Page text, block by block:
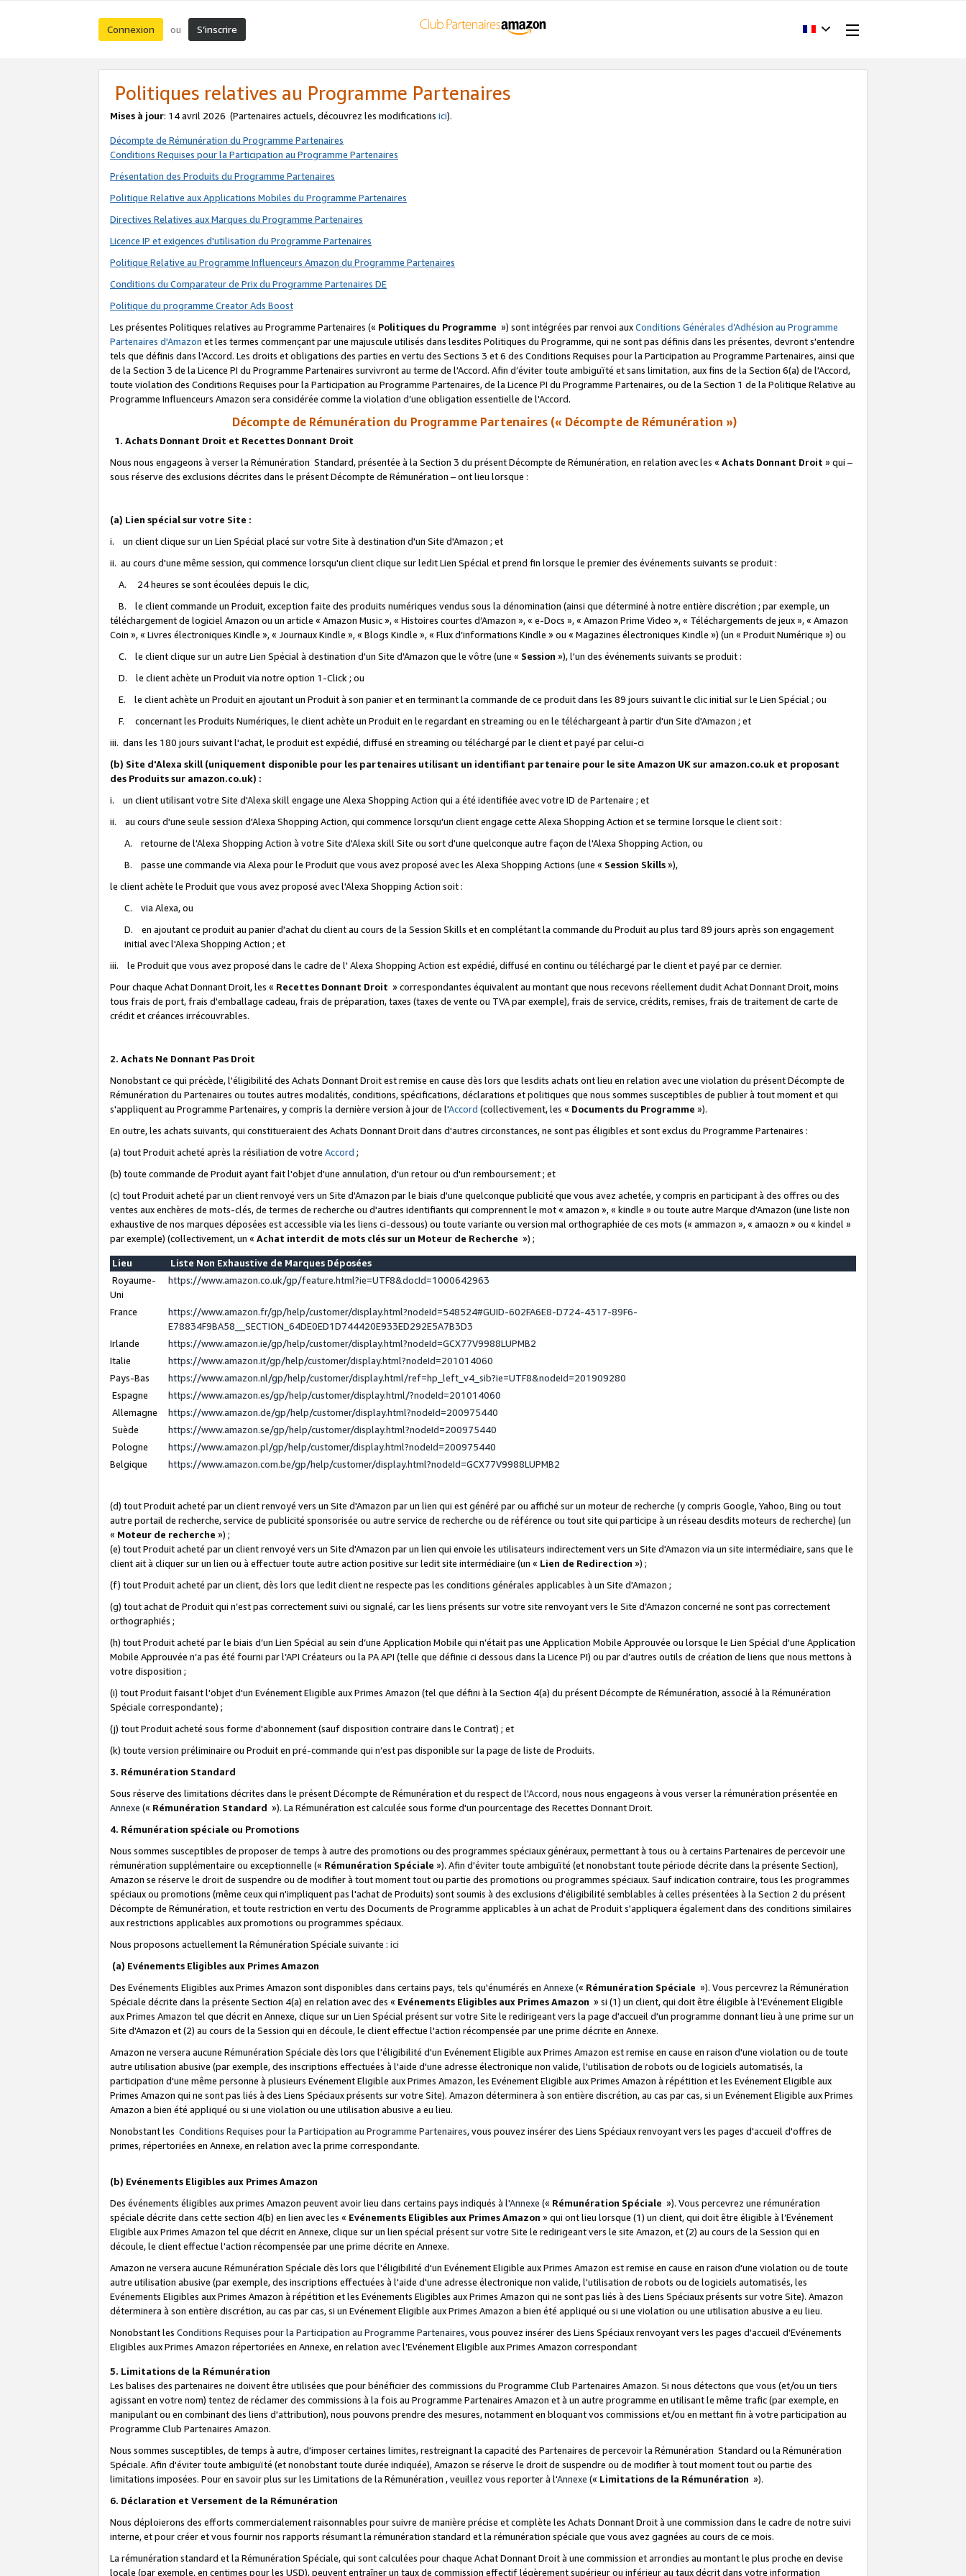
Connexion ou S’inscrire
Politiques relatives au Programme Partenaires
Mises à jour: 14 avril 2026 (Partenaires actuels, découvrez les modifications ici).
Décompte de Rémunération du Programme Partenaires
Conditions Requises pour la Participation au Programme Partenaires
Présentation des Produits du Programme Partenaires
Politique Relative aux Applications Mobiles du Programme Partenaires
Directives Relatives aux Marques du Programme Partenaires
Licence IP et exigences d'utilisation du Programme Partenaires
Politique Relative au Programme Influenceurs Amazon du Programme Partenaires
Conditions du Comparateur de Prix du Programme Partenaires DE
Politique du programme Creator Ads Boost
Les présentes Politiques relatives au Programme Partenaires (« Politiques du Programme ») sont intégrées par renvoi auxConditions Générales d’Adhésion au Programme
Partenaires d'Amazon et les termes commençant par une majuscule utilisés dans lesdites Politiques du Programme, qui ne sont pas définis dans les présentes, devront s'entendre
tels que définis dans l'Accord. Les droits et obligations des parties en vertu des Sections 3 et 6 des Conditions Requises pour la Participation au Programme Partenaires, ainsi que
de la Section 3 de la Licence PI du Programme Partenaires survivront au terme de l'Accord. Afin d’éviter toute ambiguïté et sans limitation, aux fins de la Section 6(a) de l'Accord,
toute violation des Conditions Requises pour la Participation au Programme Partenaires, de la Licence PI du Programme Partenaires, ou de la Section 1 de la Politique Relative au
Programme Influenceurs Amazon sera considérée comme la violation d’une obligation essentielle de l'Accord.
Décompte de Rémunération du Programme Partenaires (« Décompte de Rémunération »)
1. Achats Donnant Droit et Recettes Donnant Droit
Nous nous engageons à verser la Rémunération Standard, présentée à la Section 3 du présent Décompte de Rémunération, en relation avec les « Achats Donnant Droit » qui –
sous réserve des exclusions décrites dans le présent Décompte de Rémunération – ont lieu lorsque :
(a) Lien spécial sur votre Site :
i. un client clique sur un Lien Spécial placé sur votre Site à destination d'un Site d'Amazon ; et
ii. au cours d'une même session, qui commence lorsqu'un client clique sur ledit Lien Spécial et prend fin lorsque le premier des événements suivants se produit :
A. 24 heures se sont écoulées depuis le clic,
B. le client commande un Produit, exception faite des produits numériques vendus sous la dénomination (ainsi que déterminé à notre entière discrétion ; par exemple, un
téléchargement de logiciel Amazon ou un article « Amazon Music », « Histoires courtes d’Amazon », « e-Docs », « Amazon Prime Video », « Téléchargements de jeux », « Amazon
Coin », « Livres électroniques Kindle », « Journaux Kindle », « Blogs Kindle », « Flux d’informations Kindle » ou « Magazines électroniques Kindle ») (un « Produit Numérique ») ou
C. le client clique sur un autre Lien Spécial à destination d'un Site d'Amazon que le vôtre (une « Session »), l'un des événements suivants se produit :
D. le client achète un Produit via notre option 1-Click ; ou
E. le client achète un Produit en ajoutant un Produit à son panier et en terminant la commande de ce produit dans les 89 jours suivant le clic initial sur le Lien Spécial ; ou
F. concernant les Produits Numériques, le client achète un Produit en le regardant en streaming ou en le téléchargeant à partir d'un Site d'Amazon ; et
iii. dans les 180 jours suivant l'achat, le produit est expédié, diffusé en streaming ou téléchargé par le client et payé par celui-ci
(b) Site d'Alexa skill (uniquement disponible pour les partenaires utilisant un identifiant partenaire pour le site Amazon UK sur amazon.co.uk et proposant
des Produits sur amazon.co.uk) :
i. un client utilisant votre Site d'Alexa skill engage une Alexa Shopping Action qui a été identifiée avec votre ID de Partenaire ; et
ii. au cours d'une seule session d'Alexa Shopping Action, qui commence lorsqu'un client engage cette Alexa Shopping Action et se termine lorsque le client soit :
A. retourne de l'Alexa Shopping Action à votre Site d'Alexa skill Site ou sort d'une quelconque autre façon de l'Alexa Shopping Action, ou
B. passe une commande via Alexa pour le Produit que vous avez proposé avec les Alexa Shopping Actions (une « Session Skills»),
le client achète le Produit que vous avez proposé avec l'Alexa Shopping Action soit :
C. via Alexa, ou
D. en ajoutant ce produit au panier d'achat du client au cours de la Session Skills et en complétant la commande du Produit au plus tard 89 jours après son engagement
initial avec l'Alexa Shopping Action ; et
iii. le Produit que vous avez proposé dans le cadre de l' Alexa Shopping Action est expédié, diffusé en continu ou téléchargé par le client et payé par ce dernier.
Pour chaque Achat Donnant Droit, les « Recettes Donnant Droit » correspondantes équivalent au montant que nous recevons réellement dudit Achat Donnant Droit, moins
tous frais de port, frais d'emballage cadeau, frais de préparation, taxes (taxes de vente ou TVA par exemple), frais de service, crédits, remises, frais de traitement de carte de
crédit et créances irrécouvrables.
2. Achats Ne Donnant Pas Droit
Nonobstant ce qui précède, l'éligibilité des Achats Donnant Droit est remise en cause dès lors que lesdits achats ont lieu en relation avec une violation du présent Décompte de
Rémunération du Partenaires ou toutes autres modalités, conditions, spécifications, déclarations et politiques que nous sommes susceptibles de publier à tout moment et qui
s'appliquent au Programme Partenaires, y compris la dernière version à jour de l'Accord (collectivement, les « Documents du Programme »).
En outre, les achats suivants, qui constitueraient des Achats Donnant Droit dans d'autres circonstances, ne sont pas éligibles et sont exclus du Programme Partenaires :
(a) tout Produit acheté après la résiliation de votre Accord ;
(b) toute commande de Produit ayant fait l'objet d'une annulation, d'un retour ou d'un remboursement ; et
(c) tout Produit acheté par un client renvoyé vers un Site d'Amazon par le biais d'une quelconque publicité que vous avez achetée, y compris en participant à des offres ou des
ventes aux enchères de mots-clés, de termes de recherche ou d'autres identifiants qui comprennent le mot « amazon », « kindle » ou toute autre Marque d'Amazon (une liste non
exhaustive de nos marques déposées est accessible via les liens ci-dessous) ou toute variante ou version mal orthographiée de ces mots (« ammazon », « amaozn » ou « kindel »
par exemple) (collectivement, un « Achat interdit de mots clés sur un Moteur de Recherche ») ;
Lieu
Liste Non Exhaustive de Marques Déposées
Royaume-
Uni
https://www.amazon.co.uk/gp/feature.html?ie=UTF8&docId=1000642963
France
https://www.amazon.fr/gp/help/customer/display.html?nodeId=548524#GUID-602FA6E8-D724-4317-89F6-
E78834F9BA58__SECTION_64DE0ED1D744420E933ED292E5A7B3D3
Irlande
https://www.amazon.ie/gp/help/customer/display.html?nodeId=GCX77V9988LUPMB2
Italie
https://www.amazon.it/gp/help/customer/display.html?nodeId=201014060
Pays-Bas
https://www.amazon.nl/gp/help/customer/display.html/ref=hp_left_v4_sib?ie=UTF8&nodeId=201909280
Espagne
https://www.amazon.es/gp/help/customer/display.html/?nodeId=201014060
Allemagne
https://www.amazon.de/gp/help/customer/display.html?nodeId=200975440
Suède
https://www.amazon.se/gp/help/customer/display.html?nodeId=200975440
Pologne
https://www.amazon.pl/gp/help/customer/display.html?nodeId=200975440
Belgique
https://www.amazon.com.be/gp/help/customer/display.html?nodeId=GCX77V9988LUPMB2
(d) tout Produit acheté par un client renvoyé vers un Site d'Amazon par un lien qui est généré par ou affiché sur un moteur de recherche (y compris Google, Yahoo, Bing ou tout
autre portail de recherche, service de publicité sponsorisée ou autre service de recherche ou de référence ou tout site qui participe à un réseau desdits moteurs de recherche) (un
« Moteur de recherche ») ;
(e) tout Produit acheté par un client renvoyé vers un Site d'Amazon par un lien qui envoie les utilisateurs indirectement vers un Site d'Amazon via un site intermédiaire, sans que le
client ait à cliquer sur un lien ou à effectuer toute autre action positive sur ledit site intermédiaire (un « Lien de Redirection ») ;
(f) tout Produit acheté par un client, dès lors que ledit client ne respecte pas les conditions générales applicables à un Site d'Amazon ;
(g) tout achat de Produit qui n’est pas correctement suivi ou signalé, car les liens présents sur votre site renvoyant vers le Site d’Amazon concerné ne sont pas correctement
orthographiés ;
(h) tout Produit acheté par le biais d’un Lien Spécial au sein d’une Application Mobile qui n’était pas une Application Mobile Approuvée ou lorsque le Lien Spécial d'une Application
Mobile Approuvée n’a pas été fourni par l’API Créateurs ou la PA API (telle que définie ci dessous dans la Licence PI) ou par d’autres outils de création de liens que nous mettons à
votre disposition ;
(i) tout Produit faisant l'objet d'un Evénement Eligible aux Primes Amazon (tel que défini à la Section 4(a) du présent Décompte de Rémunération, associé à la Rémunération
Spéciale correspondante) ;
(j) tout Produit acheté sous forme d'abonnement (sauf disposition contraire dans le Contrat) ; et
(k) toute version préliminaire ou Produit en pré-commande qui n’est pas disponible sur la page de liste de Produits.
3. Rémunération Standard
Sous réserve des limitations décrites dans le présent Décompte de Rémunération et du respect de l'Accord, nous nous engageons à vous verser la rémunération présentée en
Annexe (« Rémunération Standard »). La Rémunération est calculée sous forme d'un pourcentage des Recettes Donnant Droit.
4. Rémunération spéciale ou Promotions
Nous sommes susceptibles de proposer de temps à autre des promotions ou des programmes spéciaux généraux, permettant à tous ou à certains Partenaires de percevoir une
rémunération supplémentaire ou exceptionnelle (« Rémunération Spéciale »). Afin d'éviter toute ambiguïté (et nonobstant toute période décrite dans la présente Section),
Amazon se réserve le droit de suspendre ou de modifier à tout moment tout ou partie des promotions ou programmes spéciaux. Sauf indication contraire, tous les programmes
spéciaux ou promotions (même ceux qui n'impliquent pas l'achat de Produits) sont soumis à des exclusions d'éligibilité semblables à celles présentées à la Section 2 du présent
Décompte de Rémunération, et toute restriction en vertu des Documents de Programme applicables à un achat de Produit s'appliquera également dans des conditions similaires
aux restrictions applicables aux promotions ou programmes spéciaux.
Nous proposons actuellement la Rémunération Spéciale suivante : ici
(a) Evénements Eligibles aux Primes Amazon
Des Evénements Eligibles aux Primes Amazon sont disponibles dans certains pays, tels qu'énumérés en Annexe (« Rémunération Spéciale »). Vous percevrez la Rémunération
Spéciale décrite dans la présente Section 4(a) en relation avec des « Evénements Eligibles aux Primes Amazon » si (1) un client, qui doit être éligible à l'Evénement Eligible
aux Primes Amazon tel que décrit en Annexe, clique sur un Lien Spécial présent sur votre Site le redirigeant vers la page d'accueil d'un programme donnant lieu à une prime sur un
Site d'Amazon et (2) au cours de la Session qui en découle, le client effectue l'action récompensée par une prime décrite en Annexe.
Amazon ne versera aucune Rémunération Spéciale dès lors que l'éligibilité d'un Evénement Eligible aux Primes Amazon est remise en cause en raison d'une violation ou de toute
autre utilisation abusive (par exemple, des inscriptions effectuées à l'aide d'une adresse électronique non valide, l'utilisation de robots ou de logiciels automatisés, la
participation d'une même personne à plusieurs Evénement Eligible aux Primes Amazon, les Evénement Eligible aux Primes Amazon à répétition et les Evénement Eligible aux
Primes Amazon qui ne sont pas liés à des Liens Spéciaux présents sur votre Site). Amazon déterminera à son entière discrétion, au cas par cas, si un Evénement Eligible aux Primes
Amazon a bien été appliqué ou si une violation ou une utilisation abusive a eu lieu.
Nonobstant les Conditions Requises pour la Participation au Programme Partenaires, vous pouvez insérer des Liens Spéciaux renvoyant vers les pages d'accueil d'offres de
primes, répertoriées en Annexe, en relation avec la prime correspondante.
(b) Evénements Eligibles aux Primes Amazon
Des événements éligibles aux primes Amazon peuvent avoir lieu dans certains pays indiqués à l'Annexe (« Rémunération Spéciale »). Vous percevrez une rémunération
spéciale décrite dans cette section 4(b) en lien avec les « Evénements Eligibles aux Primes Amazon » qui ont lieu lorsque (1) un client, qui doit être éligible à l’Evénement
Eligible aux Primes Amazon tel que décrit en Annexe, clique sur un lien spécial présent sur votre Site le redirigeant vers le site Amazon, et (2) au cours de la Session qui en
découle, le client effectue l'action récompensée par une prime décrite en Annexe.
Amazon ne versera aucune Rémunération Spéciale dès lors que l'éligibilité d'un Evénement Eligible aux Primes Amazon est remise en cause en raison d'une violation ou de toute
autre utilisation abusive (par exemple, des inscriptions effectuées à l'aide d'une adresse électronique non valide, l'utilisation de robots ou de logiciels automatisés, les
Evénements Eligibles aux Primes Amazon à répétition et les Evénements Eligibles aux Primes Amazon qui ne sont pas liés à des Liens Spéciaux présents sur votre Site). Amazon
déterminera à son entière discrétion, au cas par cas, si un Evénement Eligible aux Primes Amazon a bien été appliqué ou si une violation ou une utilisation abusive a eu lieu.
Nonobstant les Conditions Requises pour la Participation au Programme Partenaires, vous pouvez insérer des Liens Spéciaux renvoyant vers les pages d'accueil d'Evénements
Eligibles aux Primes Amazon répertoriées en Annexe, en relation avec l’Evénement Eligible aux Primes Amazon correspondant
5. Limitations de la Rémunération
Les balises des partenaires ne doivent être utilisées que pour bénéficier des commissions du Programme Club Partenaires Amazon. Si nous détectons que vous (et/ou un tiers
agissant en votre nom) tentez de réclamer des commissions à la fois au Programme Partenaires Amazon et à un autre programme en utilisant le même trafic (par exemple, en
manipulant ou en combinant des liens d'attribution), nous pouvons prendre des mesures, notamment en bloquant vos commissions et/ou en mettant fin à votre participation au
Programme Club Partenaires Amazon.
Nous sommes susceptibles, de temps à autre, d'imposer certaines limites, restreignant la capacité des Partenaires de percevoir la Rémunération Standard ou la Rémunération
Spéciale. Afin d'éviter toute ambiguïté (et nonobstant toute durée indiquée), Amazon se réserve le droit de suspendre ou de modifier à tout moment tout ou partie des
limitations imposées. Pour en savoir plus sur les Limitations de la Rémunération , veuillez vous reporter à l'Annexe (« Limitations de la Rémunération »).
6. Déclaration et Versement de la Rémunération
Nous déploierons des efforts commercialement raisonnables pour suivre de manière précise et complète les Achats Donnant Droit à une commission dans le cadre de notre suivi
interne, et pour créer et vous fournir nos rapports résumant la rémunération standard et la rémunération spéciale que vous avez gagnées au cours de ce mois.
La rémunération standard et la Rémunération Spéciale, qui sont calculées pour chaque Achat Donnant Droit à une commission et arrondies au montant le plus proche en devise
locale (par exemple, en centimes pour les USD), peuvent entraîner un taux de commission effectif légèrement supérieur ou inférieur au taux décrit dans votre information